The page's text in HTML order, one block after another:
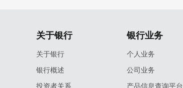
关于银行
关于银行
银行概述
投资者关系
银行业务
个人业务
公司业务
产品信息查询平台